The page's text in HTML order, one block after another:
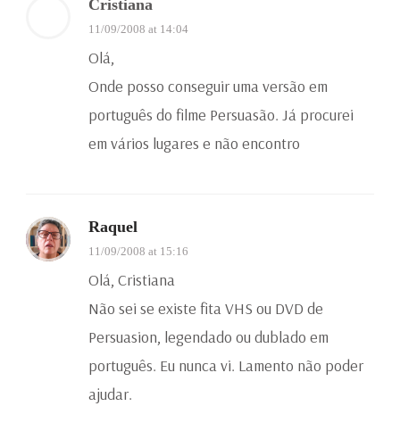
Cristiana
11/09/2008 at 14:04
Olá,
Onde posso conseguir uma versão em
português do filme Persuasão. Já procurei
em vários lugares e não encontro
Raquel
11/09/2008 at 15:16
Olá, Cristiana
Não sei se existe fita VHS ou DVD de
Persuasion, legendado ou dublado em
português. Eu nunca vi. Lamento não poder
ajudar.